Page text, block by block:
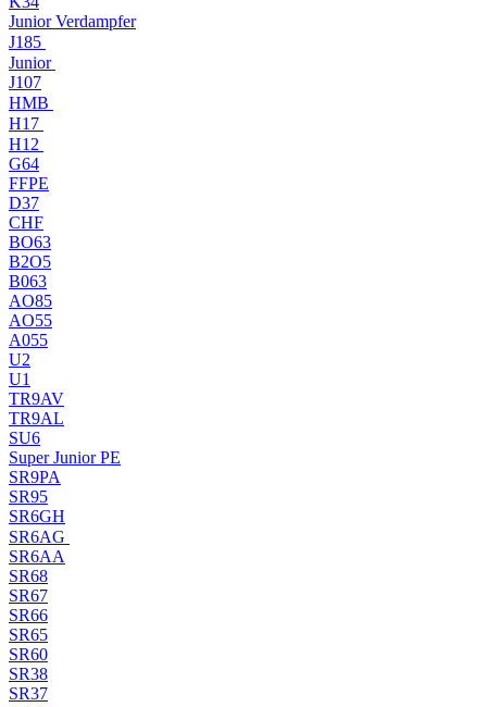
Junior Verdampfer
J185
Junior
J107
HMB
H17
H12
G64
FFPE
D37
CHF
BO63
B2O5
B063
AO85
AO55
A055
U2
U1
TR9AV
TR9AL
SU6
Super Junior PE
SR9PA
SR95
SR6GH
SR6AG
SR6AA
SR68
SR67
SR66
SR65
SR60
SR38
SR37